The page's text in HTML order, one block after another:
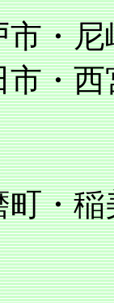
・
・
町